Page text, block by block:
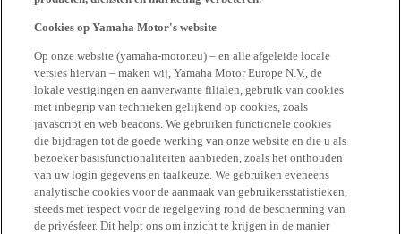
Cookies op Yamaha Motor's website
Op onze website (yamaha-motor.eu) – en alle afgeleide locale
versies hiervan – maken wij, Yamaha Motor Europe N.V., de
lokale vestigingen en aanverwante filialen, gebruik van cookies
met inbegrip van technieken gelijkend op cookies, zoals
javascript en web beacons. We gebruiken functionele cookies
die bijdragen tot de goede werking van onze website en die u als
bezoeker basisfunctionaliteiten aanbieden, zoals het onthouden
van uw login gegevens en taalkeuze. We gebruiken eveneens
analytische cookies voor de aanmaak van gebruikersstatistieken,
steeds met respect voor de regelgeving rond de bescherming van
de privésfeer. Dit helpt ons om inzicht te krijgen in de manier